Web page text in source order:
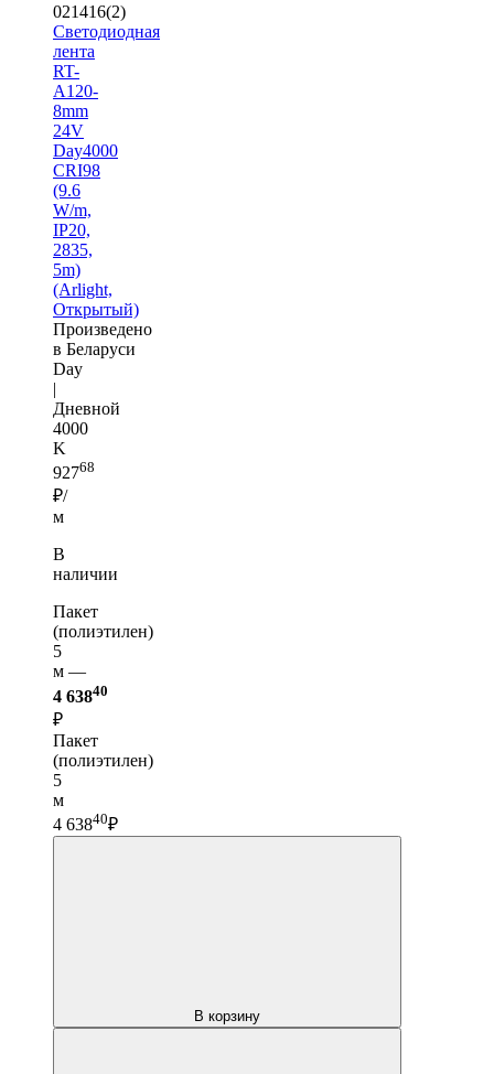
021416(2)
Светодиодная
лента
RT-
A120-
8mm
24V
Day4000
CRI98
(9.6
W/m,
IP20,
2835,
5m)
(Arlight,
Открытый)
Произведено
в Беларуси
Day
|
Дневной
4000
K
92768
₽/
м
В
наличии
Пакет
(полиэтилен)
5
м —
4 63840
₽
Пакет
(полиэтилен)
5
м
4 63840₽
В корзину